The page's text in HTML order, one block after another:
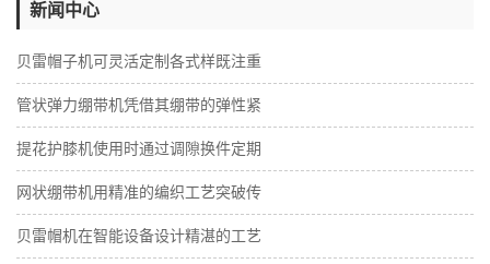
新闻中心
贝雷帽子机可灵活定制各式样既注重
管状弹力绷带机凭借其绷带的弹性紧
提花护膝机使用时通过调隙换件定期
网状绷带机用精准的编织工艺突破传
贝雷帽机在智能设备设计精湛的工艺